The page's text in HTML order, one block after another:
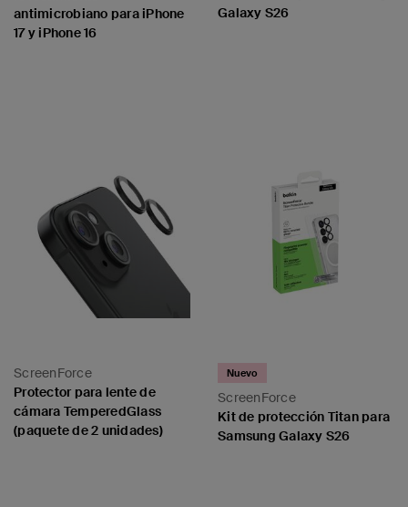
antimicrobiano para iPhone
17 y iPhone 16
Galaxy S26
ScreenForce
Protector para lente de
cámara TemperedGlass
(paquete de 2 unidades)
ScreenForce
Nuevo
Kit de protección Titan para
Samsung Galaxy S26